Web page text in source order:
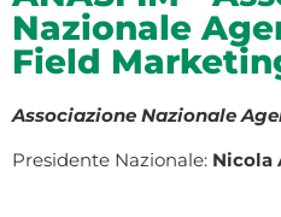
Nazionale
Field
Associazione Nazionale
Presidente Nazionale: Nicola